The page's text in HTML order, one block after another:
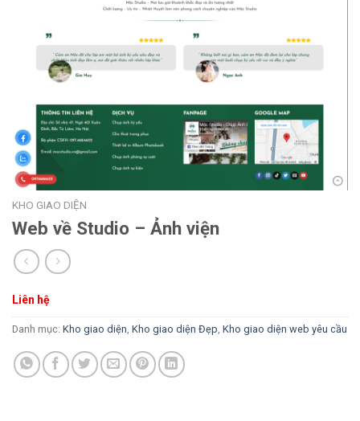
KHO GIAO DIỆN
Web về Studio – Ảnh viện
Liên hệ
Danh mục: Kho giao diện Kho giao diện Đẹp Kho giao diện web yêu cầu